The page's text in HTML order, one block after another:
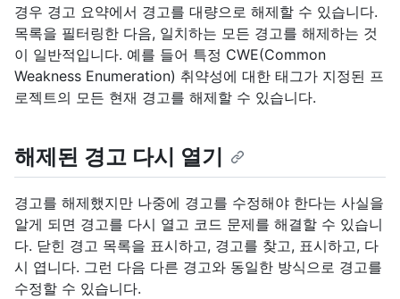
경우 경고 요약에서 경고를 대량으로 해제할 수 있습니다.
목록을 필터링한 다음, 일치하는 모든 경고를 해제하는 것
이 일반적입니다. 예를 들어 특정 CWE(Common
Weakness Enumeration) 취약성에 대한 태그가 지정된 프
로젝트의 모든 현재 경고를 해제할 수 있습니다.
해제된 경고 다시 열기
경고를 해제했지만 나중에 경고를 수정해야 한다는 사실을
알게 되면 경고를 다시 열고 코드 문제를 해결할 수 있습니
다. 닫힌 경고 목록을 표시하고, 경고를 찾고, 표시하고, 다
시 엽니다. 그런 다음 다른 경고와 동일한 방식으로 경고를
수정할 수 있습니다.